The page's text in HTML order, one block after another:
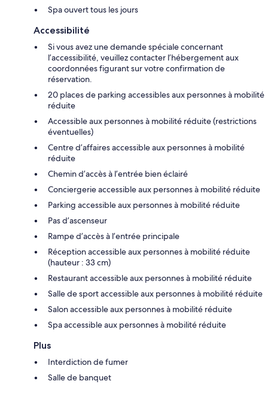
Spa ouvert tous les jours
Accessibilité
Si vous avez une demande spéciale concernant
l’accessibilité, veuillez contacter l’hébergement aux
coordonnées figurant sur votre confirmation de
réservation.
20 places de parking accessibles aux personnes à mobilité
réduite
Accessible aux personnes à mobilité réduite (restrictions
éventuelles)
Centre d’affaires accessible aux personnes à mobilité
réduite
Chemin d’accès à l’entrée bien éclairé
Conciergerie accessible aux personnes à mobilité réduite
Parking accessible aux personnes à mobilité réduite
Pas d’ascenseur
Rampe d’accès à l’entrée principale
Réception accessible aux personnes à mobilité réduite
(hauteur : 33 cm)
Restaurant accessible aux personnes à mobilité réduite
Salle de sport accessible aux personnes à mobilité réduite
Salon accessible aux personnes à mobilité réduite
Spa accessible aux personnes à mobilité réduite
Plus
Interdiction de fumer
Salle de banquet